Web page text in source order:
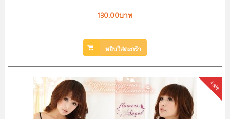
130.00บาท
หยิบใส่ตะกร้า
sale